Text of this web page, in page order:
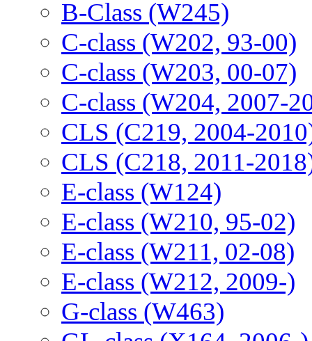
B-Class (W245)
C-class (W202, 93-00)
C-class (W203, 00-07)
C-class (W204, 2007-
CLS (C219, 2004-
CLS (C218, 2011-
E-class (W124)
E-class (W210, 95-02)
E-class (W211, 02-08)
E-class (W212, 2009-)
G-class (W463)